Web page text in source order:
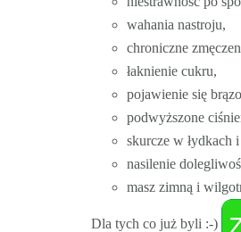
wahania nastroju,
chroniczne
łaknienie cukru,
pojawienie się
podwyższone
skurcze w łydkach
nasilenie
masz zimną i
Dla tych co już byli :-)